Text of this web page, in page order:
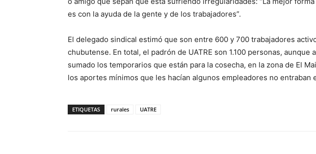
es con la ayuda de la gente y de los trabajadores”.
El delegado sindical estimó que son entre 600 y 700 trabajadores
chubutense. En total, el padrón de UATRE son 1.100 personas, aunque
sumado los temporarios que están para la cosecha, en la zona de El
los aportes mínimos que les hacían algunos empleadores no entraban
ETIQUETAS rurales UATRE